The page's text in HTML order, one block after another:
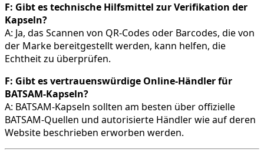
F: Gibt es technische Hilfsmittel zur Verifikation der
Kapseln?
A: Ja, das Scannen von QR-Codes oder Barcodes, die von
der Marke bereitgestellt werden, kann helfen, die
Echtheit zu überprüfen.
F: Gibt es vertrauenswürdige Online-Händler für
BATSAM-Kapseln?
A: BATSAM-Kapseln sollten am besten über offizielle
BATSAM-Quellen und autorisierte Händler wie auf deren
Website beschrieben erworben werden.